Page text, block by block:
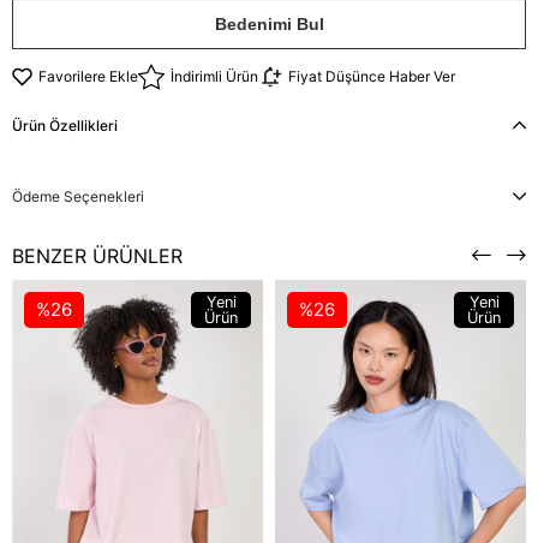
Bedenimi Bul
Favorilere Ekle İndirimli Ürün Fiyat Düşünce Haber Ver
Ürün Özellikleri
Ödeme Seçenekleri
BENZER ÜRÜNLER
%26
Yeni
Ürün
%26
Yeni
Ürün